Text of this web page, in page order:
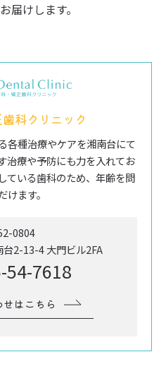
届けします。
科クリニック
各種治療やケアを湘南台にて
治療や予防にも力を入れてお
ている歯科のため、年齢を問
ます。
0804
2-13-4 大門ビル2FA
54-7618
はこちら